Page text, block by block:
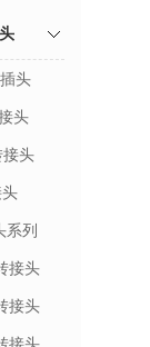
头
头
接头
系列
接头
接头